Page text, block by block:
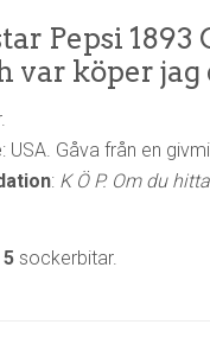
Pepsi 1893
var köper jag
: USA. Gåva från en
: K Ö P. Om du
5 sockerbitar.